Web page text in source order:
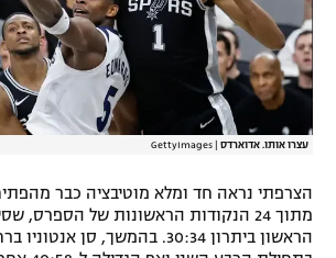
עצרו אותו. אדוארדס GettyImages
מתוך 24 הנקודות הראשונות של הספרס,